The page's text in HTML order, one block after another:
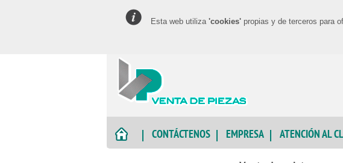
Esta web utiliza 'cookies' propias y de terceros para
CONTÁCTENOS EMPRESA ATENCIÓN AL